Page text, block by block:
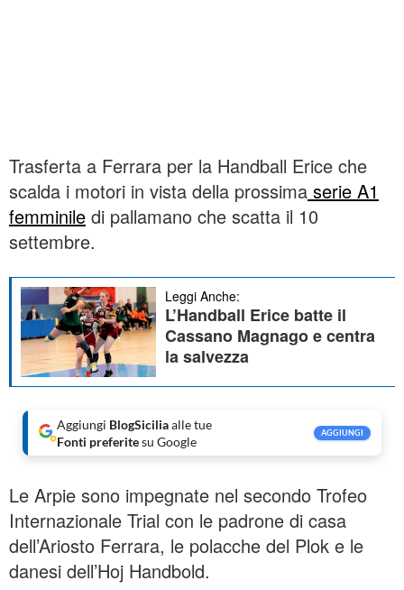
Trasferta a Ferrara per la Handball Erice che
scalda i motori in vista della prossima serie A1
femminile di pallamano che scatta il 10
settembre.
Leggi Anche:
L’Handball Erice batte il
Cassano Magnago e centra
la salvezza
Aggiungi BlogSiciliaalle tue
Fonti preferitesu Google
AGGIUNGI
Le Arpie sono impegnate nel secondo Trofeo
Internazionale Trial con le padrone di casa
dell’Ariosto Ferrara, le polacche del Plok e le
danesi dell’Hoj Handbold.